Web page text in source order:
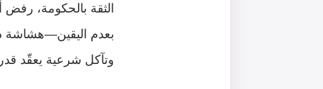
الثقة بالحكومة، رفض
بعدم اليقين—هشاشة
وتآكل شرعية يعقّد